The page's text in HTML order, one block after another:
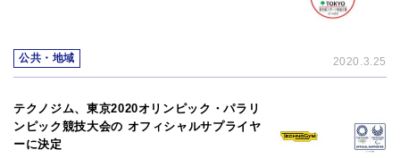
公共・地域 2020.3.25
テクノジム、東京2020オリンピック・パラリ
ンピック競技大会の オフィシャルサプライヤ
ーに決定